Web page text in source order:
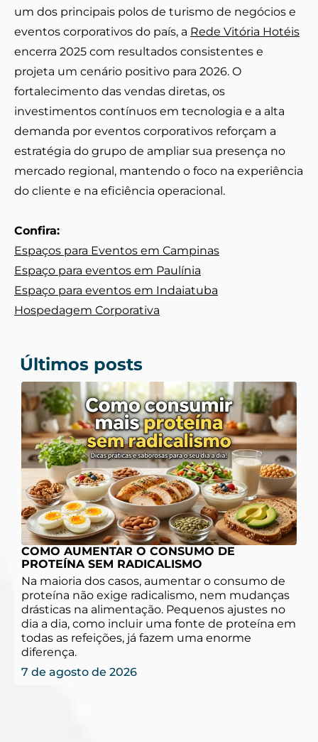
um dos principais polos de turismo de negócios e
eventos corporativos do país, a Rede Vitória Hotéis
encerra 2025 com resultados consistentes e
projeta um cenário positivo para 2026. O
fortalecimento das vendas diretas, os
investimentos contínuos em tecnologia e a alta
demanda por eventos corporativos reforçam a
estratégia do grupo de ampliar sua presença no
mercado regional, mantendo o foco na experiência
do cliente e na eficiência operacional.
Confira:
Espaços para Eventos em Campinas
Espaço para eventos em Paulínia
Espaço para eventos em Indaiatuba
Hospedagem Corporativa
Últimos posts
COMO AUMENTAR O CONSUMO DE
PROTEÍNA SEM RADICALISMO
Na maioria dos casos, aumentar o consumo de
proteína não exige radicalismo, nem mudanças
drásticas na alimentação. Pequenos ajustes no
dia a dia, como incluir uma fonte de proteína em
todas as refeições, já fazem uma enorme
diferença.
7 de agosto de 2026